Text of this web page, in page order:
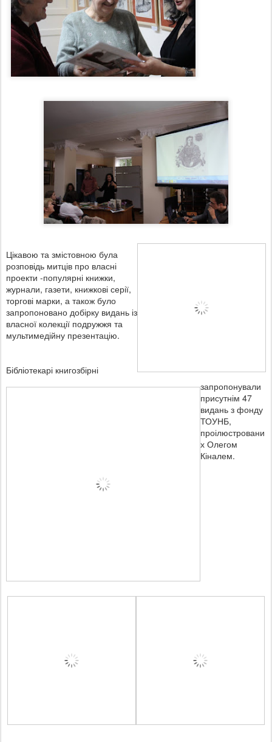
Цікавою та змістовною була
розповідь митців про власні
проекти -популярні книжки,
журнали, газети, книжкові серії,
торгові марки, а також було
запропоновано добірку видань із
власної колекції подружжя та
мультимедійну презентацію.
Бібліотекарі книгозбірні
запропонували
присутнім 47
видань з фонду
ТОУНБ,
проілюстровани
х Олегом
Кіналем.